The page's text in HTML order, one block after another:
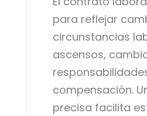
para reflejar
circunstancias
ascensos,
compensación.
precisa facilita